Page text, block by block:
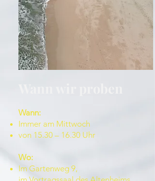
Wann:
Immer am Mittwoch
von 15.30 – 16.30 Uhr
Wo:
Im Gartenweg 9,